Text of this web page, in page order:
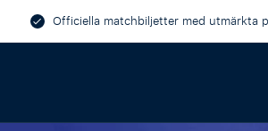
Officiella matchbiljetter med utmärkta